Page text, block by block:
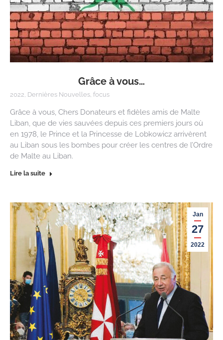
Grâce à vous…
2022, Dernières Nouvelles, focus
Grâce à vous, Chers Donateurs et fidèles amis de Malte
Liban, que de vies sauvées depuis ces premiers jours où
en 1978, le Prince et la Princesse de Lobkowicz arrivèrent
au Liban sous les bombes pour créer les centres de l’Ordre
de Malte au Liban.
Lire la suite
Jan
27
2022